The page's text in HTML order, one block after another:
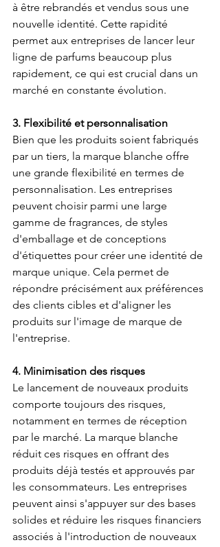
à être rebrandés et vendus sous une
nouvelle identité. Cette rapidité
permet aux entreprises de lancer leur
ligne de parfums beaucoup plus
rapidement, ce qui est crucial dans un
marché en constante évolution.
3. Flexibilité et personnalisation
Bien que les produits soient fabriqués
par un tiers, la marque blanche offre
une grande flexibilité en termes de
personnalisation. Les entreprises
peuvent choisir parmi une large
gamme de fragrances, de styles
d'emballage et de conceptions
d'étiquettes pour créer une identité de
marque unique. Cela permet de
répondre précisément aux préférences
des clients cibles et d'aligner les
produits sur l'image de marque de
l'entreprise.
4. Minimisation des risques
Le lancement de nouveaux produits
comporte toujours des risques,
notamment en termes de réception
par le marché. La marque blanche
réduit ces risques en offrant des
produits déjà testés et approuvés par
les consommateurs. Les entreprises
peuvent ainsi s'appuyer sur des bases
solides et réduire les risques financiers
associés à l'introduction de nouveaux